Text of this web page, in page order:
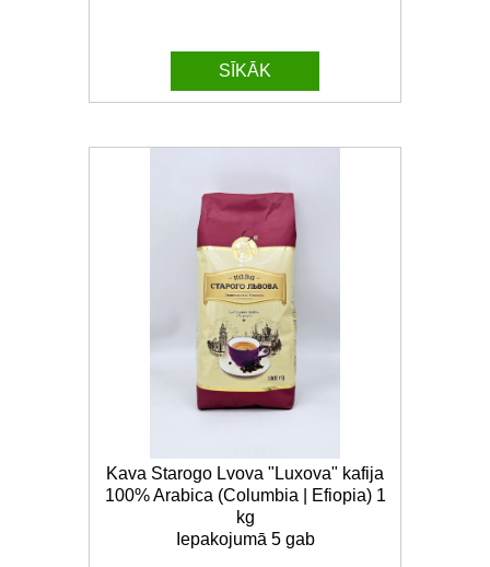
SĪKĀK
Kava Starogo Lvova "Luxova" kafija
100% Arabica (Columbia | Efiopia) 1
kg
Iepakojumā 5 gab